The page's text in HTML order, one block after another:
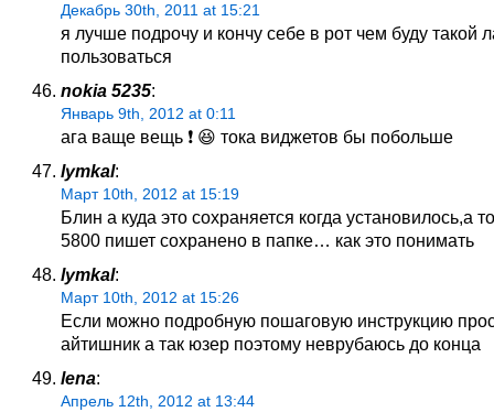
Декабрь 30th, 2011 at 15:21
я лучше подрочу и кончу себе в рот чем буду такой
пользоваться
nokia 5235:
Январь 9th, 2012 at 0:11
ага ваще вещь ❗ 😆 тока виджетов бы побольше
lymkal:
Март 10th, 2012 at 15:19
Блин а куда это сохраняется когда установилось,а
5800 пишет сохранено в папке… как это понимать
lymkal:
Март 10th, 2012 at 15:26
Если можно подробную пошаговую инструкцию
айтишник а так юзер поэтому неврубаюсь до конца
lena:
Апрель 12th, 2012 at 13:44